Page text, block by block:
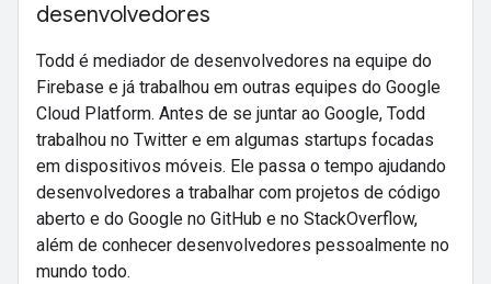
desenvolvedores
Todd é mediador de desenvolvedores na equipe do
Firebase e já trabalhou em outras equipes do Google
Cloud Platform. Antes de se juntar ao Google, Todd
trabalhou no Twitter e em algumas startups focadas
em dispositivos móveis. Ele passa o tempo ajudando
desenvolvedores a trabalhar com projetos de código
aberto e do Google no GitHub e no StackOverflow,
além de conhecer desenvolvedores pessoalmente no
mundo todo.